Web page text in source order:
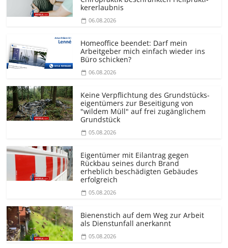
kererlaubnis
06.08.2026
Homeoffice beendet: Darf mein
Arbeitgeber mich einfach wieder ins
Büro schicken?
06.08.2026
Keine Verpflichtung des Grundstücks­
eigentümers zur Beseitigung von
"wildem Müll" auf frei zugänglichem
Grundstück
05.08.2026
Eigentümer mit Eilantrag gegen
Rückbau seines durch Brand
erheblich beschädigten Gebäudes
erfolgreich
05.08.2026
Bienenstich auf dem Weg zur Arbeit
als Dienstunfall anerkannt
05.08.2026